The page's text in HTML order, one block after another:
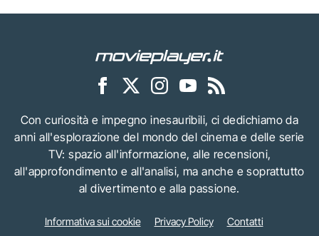
Con curiosità e impegno inesauribili, ci dedichiamo da
anni all'esplorazione del mondo del cinema e delle serie
TV: spazio all'informazione, alle recensioni,
all'approfondimento e all'analisi, ma anche e soprattutto
al divertimento e alla passione.
Informativa sui cookie Privacy Policy Contatti